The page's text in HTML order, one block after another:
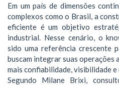
Em um país de dimensões
complexos como o Brasil, a
eficiente é um objetivo
industrial. Nesse cenário, o
sido uma referência crescente
buscam integrar suas operações
mais confiabilidade, visibilidade e
Segundo Milane Brixi,